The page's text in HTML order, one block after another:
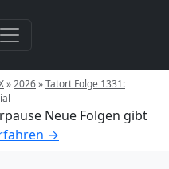
»2026»Tatort Folge 1331:
Neue Folgen gibt
→